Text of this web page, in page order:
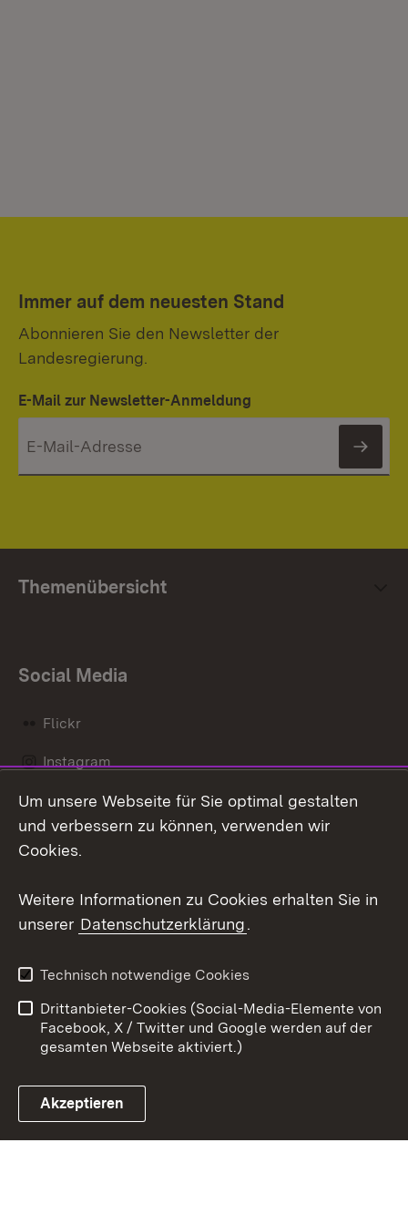
Immer auf dem neuesten Stand
Abonnieren Sie den Newsletter der
Landesregierung.
E-Mail zur Newsletter-Anmeldung
Themenübersicht
Social Media
Flickr
Instagram
Social Wall
Link zum Landesportal
Barrierefreiheit
Benutzungshinweise
Impressum
Cookies
Um unsere Webseite für Sie optimal gestalten
und verbessern zu können, verwenden wir
Cookies.
Weitere Informationen zu Cookies erhalten Sie in
unserer Datenschutzerklärung.
Technisch notwendige Cookies
Drittanbieter-Cookies (Social-Media-Elemente von
Facebook, X / Twitter und Google werden auf der
gesamten Webseite aktiviert.)
Akzeptieren